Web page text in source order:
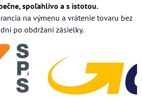
spoľahlivo a s istotou.
na výmenu a vrátenie tovaru bez
po obdržaní zásielky.